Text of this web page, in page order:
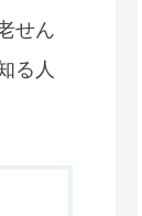
せん
る人